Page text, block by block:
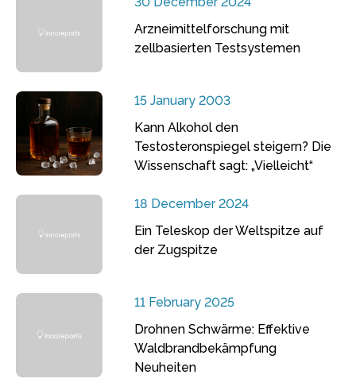
Arzneimittelforschung mit
zellbasierten Testsystemen
15 January 2003
Kann Alkohol den
Testosteronspiegel steigern? Die
Wissenschaft sagt: „Vielleicht“
18 December 2024
Ein Teleskop der Weltspitze auf
der Zugspitze
11 February 2025
Drohnen Schwärme: Effektive
Waldbrandbekämpfung
Neuheiten